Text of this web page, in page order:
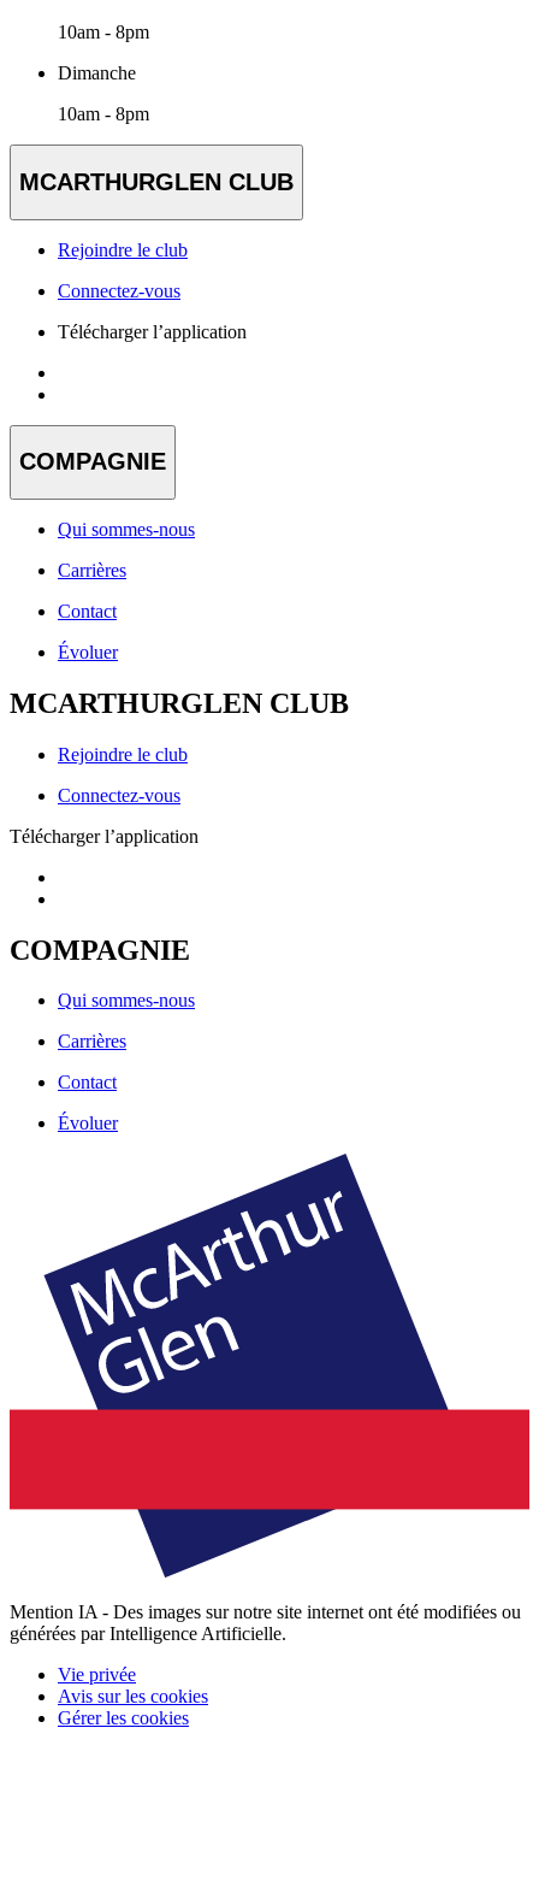
10am - 8pm
Dimanche
10am - 8pm
MCARTHURGLEN CLUB
Rejoindre le club
Connectez-vous
Télécharger l’application
COMPAGNIE
Qui sommes-nous
Carrières
Contact
Évoluer
MCARTHURGLEN CLUB
Rejoindre le club
Connectez-vous
Télécharger l’application
COMPAGNIE
Qui sommes-nous
Carrières
Contact
Évoluer
Mention IA - Des images sur notre site internet ont été modifiées ou
générées par Intelligence Artificielle.
Vie privée
Avis sur les cookies
Gérer les cookies